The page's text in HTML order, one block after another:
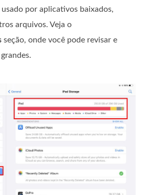
por aplicativos baixados,
arquivos. Veja o
seção, onde você pode revisar e